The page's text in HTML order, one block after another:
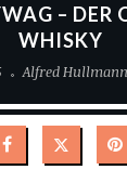
– DER
WHISKY
Alfred Hullmann